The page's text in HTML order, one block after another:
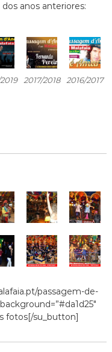
anos anteriores:
2017/2018 2016/2017
passagem-de-
fotos[/su_button]